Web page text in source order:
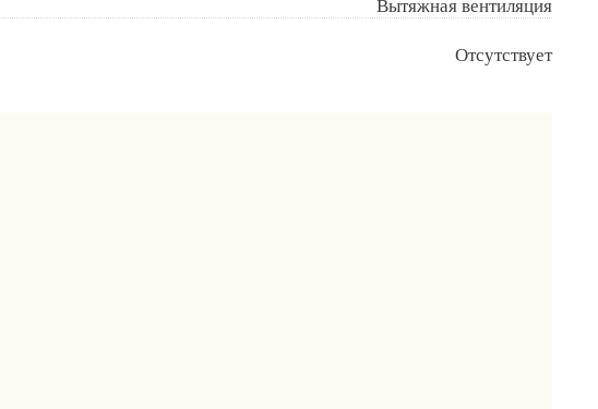
Вытяжная вентиляция
Отсутствует